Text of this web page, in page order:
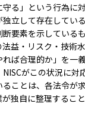
る」という行為に
立して存在してい
断要素を示している
益・リスク・技術
れば合理的か」を一
がこの状況に対
ることは、各法令が
独自に整理するこ